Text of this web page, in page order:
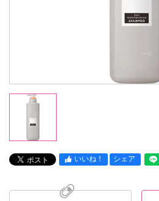
いいね！ シェア